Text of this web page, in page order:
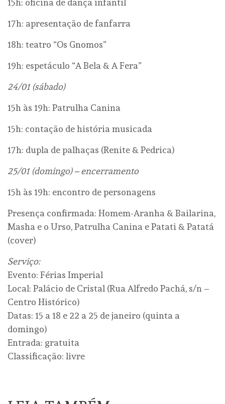
15h: oficina de dança infantil
17h: apresentação de fanfarra
18h: teatro “Os Gnomos”
19h: espetáculo “A Bela & A Fera”
24/01 (sábado)
15h às 19h: Patrulha Canina
15h: contação de história musicada
17h: dupla de palhaças (Renite & Pedrica)
25/01 (domingo) – encerramento
15h às 19h: encontro de personagens
Presença confirmada: Homem-Aranha & Bailarina,
Masha e o Urso, Patrulha Canina e Patati & Patatá
(cover)
Serviço:
Evento: Férias Imperial
Local: Palácio de Cristal (Rua Alfredo Pachá, s/n –
Centro Histórico)
Datas: 15 a 18 e 22 a 25 de janeiro (quinta a
domingo)
Entrada: gratuita
Classificação: livre